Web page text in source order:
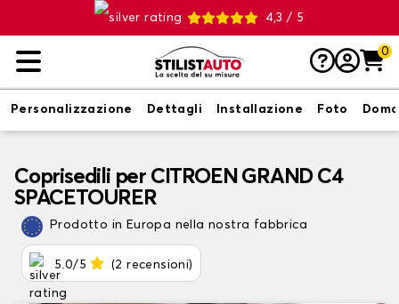
4,3 / 5
0
Personalizzazione Dettagli Installazione Foto
Coprisedili per CITROEN GRAND C4
SPACETOURER
Prodotto in Europa nella nostra fabbrica
5.0/5 (2 recensioni)